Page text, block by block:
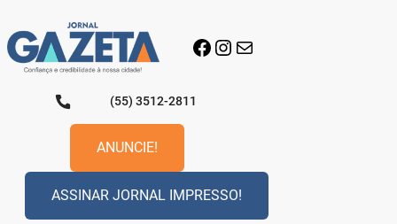
para
o
conteúdo
Facebook
Instagram
E-mail
(55) 3512-2811
ANUNCIE!
ASSINAR JORNAL IMPRESSO!